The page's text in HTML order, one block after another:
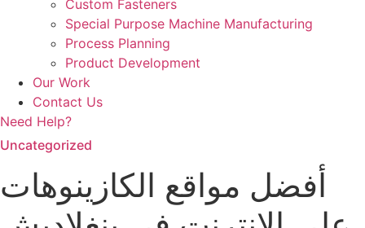
Custom Fasteners
Special Purpose Machine Manufacturing
Process Planning
Product Development
Our Work
Contact Us
Need Help?
Uncategorized
أفضل مواقع الكازينوهات